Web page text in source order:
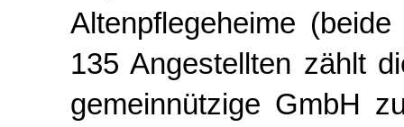
Altenpflegeheime
135 Angestellten zählt
gemeinnützige GmbH